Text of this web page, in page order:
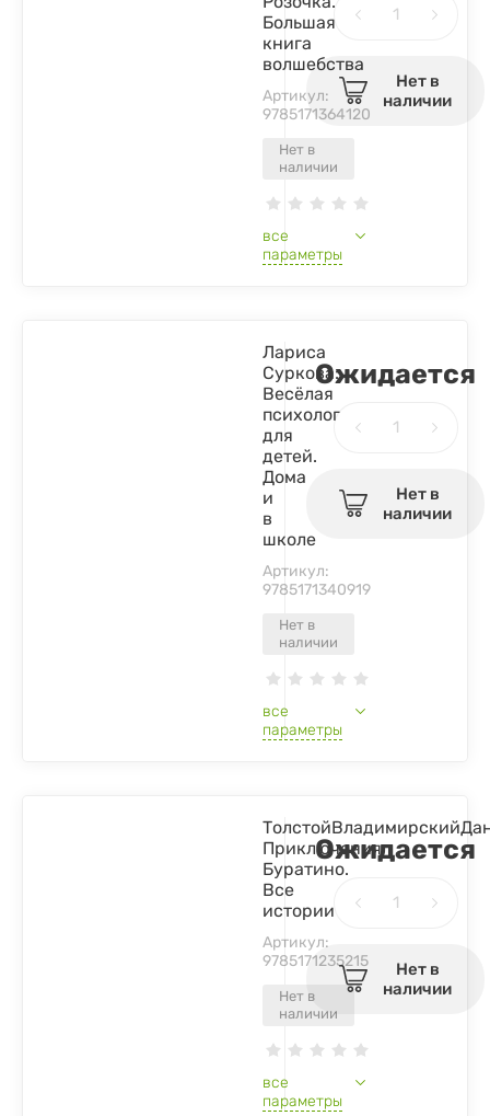
Нет в
наличии
Большая
книга
волшебства
Артикул:
9785171364120
все
параметры
Нет в
наличии
Нет в
наличии
Лариса
Суркова:
Весёлая
психология
для
детей.
Дома
и
в
школе
Артикул:
9785171340919
все
параметры
Ожидается
Нет в
наличии
Нет в
наличии
Приключения
Буратино.
Все
истории
Артикул:
9785171235215
все
параметры
Ожидается
Нет в
наличии